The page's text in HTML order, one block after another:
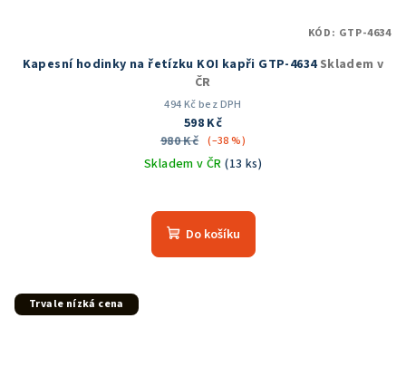
Kapesní hodinky na řetízku KOI kapři GTP-4634Skladem v
ČR
494 Kč bez DPH
598 Kč
980 Kč (–38 %)
Skladem v ČR(13 ks)
hodnocení
produktu
Do košíku
KÓD: GTP-4634
Trvale nízká cena